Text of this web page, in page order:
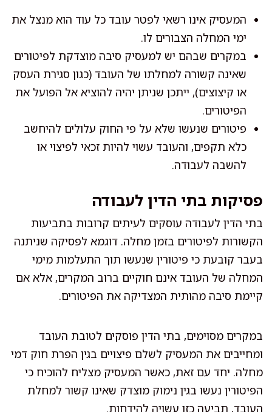
המעסיק אינו רשאי לפטר עובד כל עוד הוא מנצל את
ימי המחלה הצבורים לו.
במקרים שבהם יש למעסיק סיבה מוצדקת לפיטורים
שאינה קשורה למחלתו של העובד (כגון סגירת העסק
או קיצוצים), ייתכן שניתן יהיה להוציא אל הפועל את
הפיטורים.
פיטורים שנעשו שלא על פי החוק עלולים להיחשב
כלא תקפים, והעובד עשוי להיות זכאי לפיצוי או
להשבה לעבודה.
פסיקות בתי הדין לעבודה
בתי הדין לעבודה עוסקים לעיתים קרובות בתביעות
הקשורות לפיטורים בזמן מחלה. דוגמא לפסיקה שניתנה
בעבר קובעת כי פיטורין שנעשו תוך התעלמות מימי
המחלה של העובד אינם חוקיים ברוב המקרים, אלא אם
קיימת סיבה מהותית המצדיקה את הפיטורים.
במקרים מסוימים, בתי הדין פוסקים לטובת העובד
ומחייבים את המעסיק לשלם פיצויים בגין הפרת חוק דמי
מחלה. יחד עם זאת, כאשר המעסיק מצליח להוכיח כי
הפיטורין נעשו בגין נימוק מוצדק שאינו קשור למחלת
העובד, תביעה כזו עשויה להידחות.